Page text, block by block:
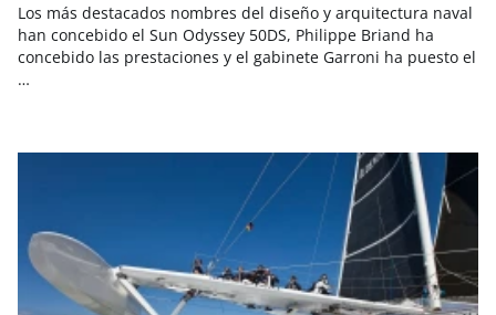
Los más destacados nombres del diseño y arquitectura naval
han concebido el Sun Odyssey 50DS, Philippe Briand ha
concebido las prestaciones y el gabinete Garroni ha puesto el
…